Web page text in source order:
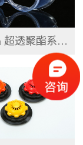
Desmopan 超透聚酯系列 TPU